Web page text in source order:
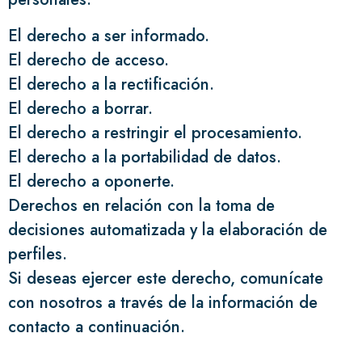
El derecho a ser informado.
El derecho de acceso.
El derecho a la rectificación.
El derecho a borrar.
El derecho a restringir el procesamiento.
El derecho a la portabilidad de datos.
El derecho a oponerte.
Derechos en relación con la toma de
decisiones automatizada y la elaboración de
perfiles.
Si deseas ejercer este derecho, comunícate
con nosotros a través de la información de
contacto a continuación.